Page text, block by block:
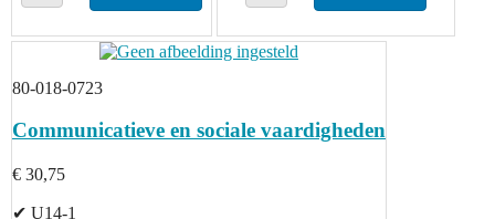
80-018-0723
Communicatieve en sociale vaardigheden
€ 30,75
✔ U14-1